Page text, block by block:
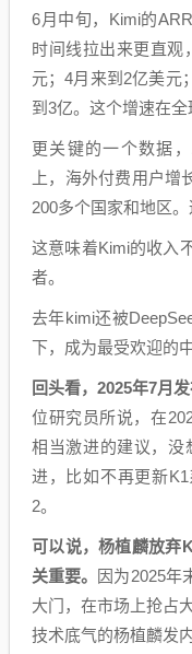
6月中旬，Kimi的
时间线拉出来更直观
元；4月来到2亿美元
到3亿。这个增速在全
更关键的一个数据
上，海外付费用户增
200多个国家和地区
这意味着Kimi的收入
者。
去年kimi还被
下，成为最受欢迎的
回头看，2025年7月
位研究员所说，在
相当激进的建议，没
进，比如不再更新
2。
可以说，杨植麟放弃
关重要。 因为2025年
大门，在市场上抢占
技术底气的杨植麟发